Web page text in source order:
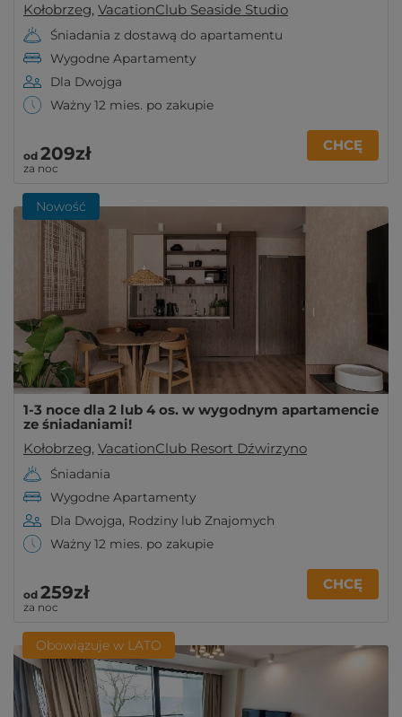
Kołobrzeg, VacationClub Seaside Studio
Śniadania z dostawą do apartamentu
Wygodne Apartamenty
Dla Dwojga
Ważny 12 mies. po zakupie
od 209zł
za noc
CHCĘ
Nowość
1-3 noce dla 2 lub 4 os. w wygodnym apartamencie
ze śniadaniami!
Kołobrzeg, VacationClub Resort Dźwirzyno
Śniadania
Wygodne Apartamenty
Dla Dwojga, Rodziny lub Znajomych
Ważny 12 mies. po zakupie
od 259zł
za noc
CHCĘ
Obowiązuje w LATO